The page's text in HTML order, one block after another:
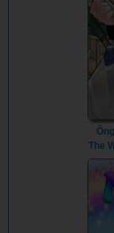
The